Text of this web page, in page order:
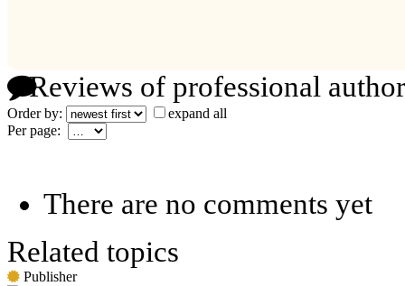
Reviews of professional
Order by:
expand all
Per page:
There are no comments yet
Related topics
Publisher